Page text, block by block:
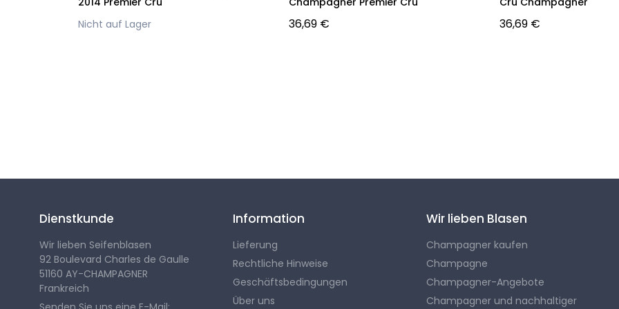
Nicht auf Lager
36,69 € 36,69 €
Dienstkunde
Wir lieben Seifenblasen
92 Boulevard Charles de Gaulle
51160 AY-CHAMPAGNER
Frankreich
Information
Lieferung
Rechtliche Hinweise
Geschäftsbedingungen
Über uns
Wir lieben Blasen
Champagner kaufen
Champagne
Champagner-Angebote
Champagner und nachhaltiger